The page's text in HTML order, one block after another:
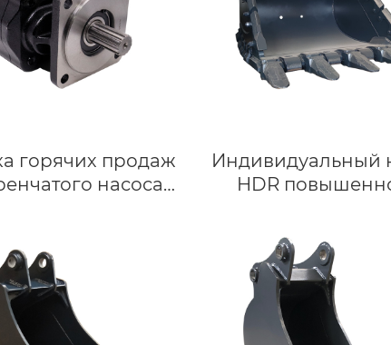
горячих продаж
насоса,
насоса,
внутреннего
насоса
Индивидуальный
HDR
SK485 SK500 48-55
горный ковш для
полезных